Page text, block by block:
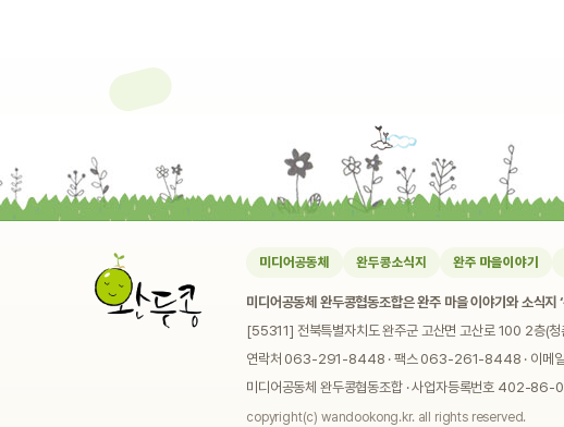
미디어공동체 완두콩소식지 완주 마을이야기
미디어공동체 완두콩협동조합은 완주 마을 이야기와 소식지
[55311] 전북특별자치도 완주군 고산면 고산로 100 2층(청
연락처 063-291-8448 · 팩스 063-261-8448 · 이메
미디어공동체 완두콩협동조합 · 사업자등록번호 402-86-
copyright(c) wandookong.kr. all rights reserved.